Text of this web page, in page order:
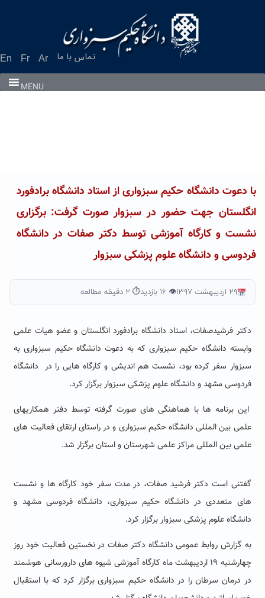
En Fr Ar تماس با ما
MENU
با دعوت دانشگاه حکیم سبزواری از استاد دانشگاه برادفورد
انگلستان جهت حضور در سبزوار صورت گرفت: برگزاری
نشست و کارگاه آموزشی توسط دکتر صفات در دانشگاه
فردوسی و دانشگاه علوم پزشکی سبزوار
۲۹ اردیبهشت ۱۳۹۷ 👁 ۱۶ بازدید ⏱ ۲ دقیقه مطالعه
دکتر فرشیدصفات، استاد دانشگاه برادفورد انگلستان و عضو هیات علمی
وابسته دانشگاه حکیم سبزواری که به دعوت دانشگاه حکیم سبزواری به
سبزوار سفر کرده بود، نشست هم اندیشی و کارگاه هایی را در دانشگاه
فردوسی مشهد و دانشگاه علوم پزشکی سبزوار برگزار کرد.
این برنامه ها با هماهنگی های صورت گرفته توسط دفتر همکاریهای
علمی بین المللی دانشگاه حکیم سبزواری و در راستای ارتقای فعالیت های
علمی بین المللی مراکز علمی شهرستان و استان برگزار شد.
گفتنی است دکتر فرشید صفات، در مدت سفر خود کارگاه ها و نشست
های متعددی در دانشگاه حکیم سبزواری، دانشگاه فردوسی مشهد و
دانشگاه علوم پزشکی سبزوار برگزار کرد.
به گزارش روابط عمومی دانشگاه دکتر صفات در نخستین فعالیت خود روز
چهارشنبه ۱۹ اردیبهشت ماه کارگاه آموزشی شیوه های دارورسانی هوشمند
در درمان سرطان را در دانشگاه حکیم سبزواری برگزار کرد که با استقبال